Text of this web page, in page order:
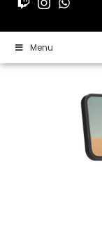
Menu